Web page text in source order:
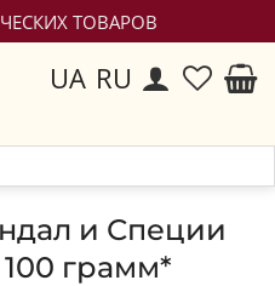
ТОВАРОВ
UA RU
и Специи
грамм*